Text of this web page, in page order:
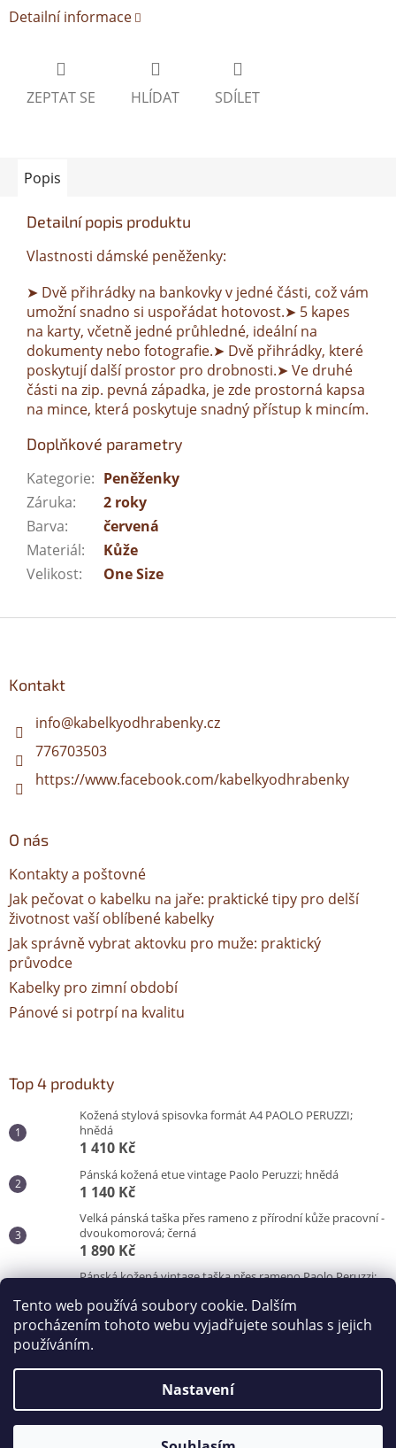
Tento web používá soubory cookie. Dalším
procházením tohoto webu vyjadřujete souhlas s jejich
používáním.
Nastavení
Detailní informace
ZEPTAT SE HLÍDAT SDÍLET
Popis
Detailní popis produktu
Vlastnosti dámské peněženky:
➤ Dvě přihrádky na bankovky v jedné části, což vám
umožní snadno si uspořádat hotovost.➤ 5 kapes
na karty, včetně jedné průhledné, ideální na
dokumenty nebo fotografie.➤ Dvě přihrádky, které
poskytují další prostor pro drobnosti.➤ Ve druhé
části na zip. pevná západka, je zde prostorná kapsa
na mince, která poskytuje snadný přístup k mincím.
Doplňkové parametry
Kategorie: Peněženky
Záruka:
2 roky
Barva:
červená
Materiál:
Kůže
Velikost: One Size
Kontakt
info@kabelkyodhrabenky.cz
776703503
https://www.facebook.com/kabelkyodhrabenky
O nás
Kontakty a poštovné
Jak pečovat o kabelku na jaře: praktické tipy pro delší
životnost vaší oblíbené kabelky
Jak správně vybrat aktovku pro muže: praktický
průvodce
Kabelky pro zimní období
Pánové si potrpí na kvalitu
Top 4 produkty
Kožená stylová spisovka formát A4 PAOLO PERUZZI;
hnědá
1 410 Kč
Pánská kožená etue vintage Paolo Peruzzi; hnědá
1 140 Kč
Velká pánská taška přes rameno z přírodní kůže pracovní -
dvoukomorová; černá
1 890 Kč
Pánská kožená vintage taška přes rameno Paolo Peruzzi;
3 100 Kč
Vytvořil Shoptet
Copyright 2026Kabelky od Hraběnky. Všechna práva